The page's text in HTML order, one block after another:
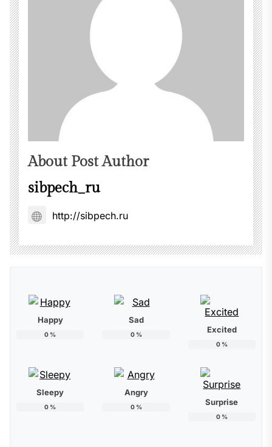
About Post Author
sibpech_ru
http://sibpech.ru
Happy
0 %
Sad
0% Excited
0%
Sleepy
0 %
Angry
0% Surprise
0%